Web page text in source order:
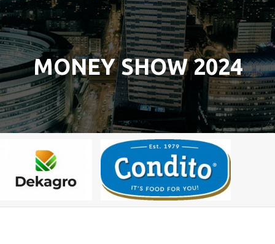
MONEY SHOW 2024